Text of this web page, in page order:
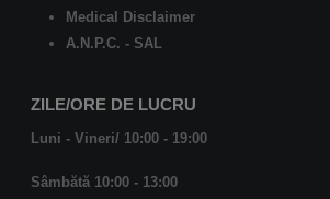
Medical Disclaimer
A.N.P.C. - SAL
ZILE/ORE DE LUCRU
Luni - Vineri/ 10:00 - 19:00
Sâmbătă 10:00 - 13:00